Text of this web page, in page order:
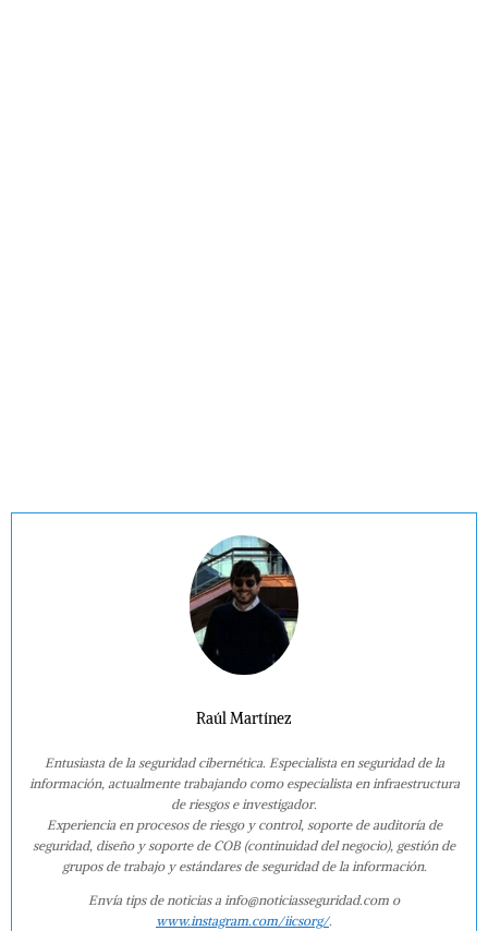
Raúl Martínez
Entusiasta de la seguridad cibernética. Especialista en seguridad de la
información, actualmente trabajando como especialista en infraestructura
de riesgos e investigador.
Experiencia en procesos de riesgo y control, soporte de auditoría de
seguridad, diseño y soporte de COB (continuidad del negocio), gestión de
grupos de trabajo y estándares de seguridad de la información.
Envía tips de noticias a info@noticiasseguridad.com o
www.instagram.com/iicsorg/.